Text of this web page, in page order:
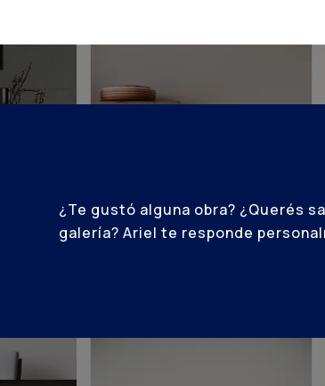
¿Te gustó alguna obra? ¿Querés
galería? Ariel te responde